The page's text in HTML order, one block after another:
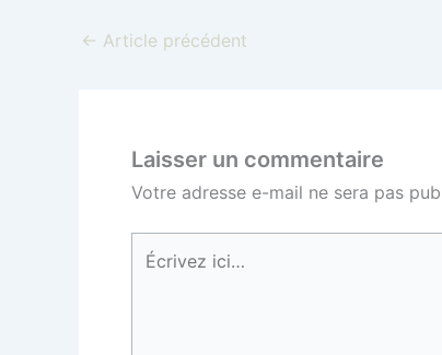
← Article précédent
Laisser un commentaire
Votre adresse e-mail ne sera pas
Écrivez
ici…